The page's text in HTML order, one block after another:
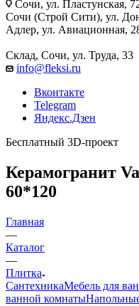
Сочи, ул. Пластунская,
Сочи (Строй Сити), ул.
Адлер, ул. Авиационная,
Склад, Сочи, ул. Труда, 33
info@fleksi.ru
Вконтакте
Telegram
Яндекс.Дзен
Бесплатный 3D-проект
Керамогранит
60*120
Главная
—
Каталог
—
Плитка
СантехникаМебель для
ванной комнаты